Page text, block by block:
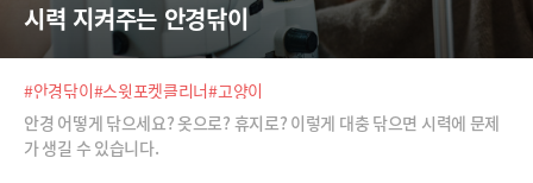
시력 지켜주는 안경닦이
#안경닦이#스윗포켓클리너#고양이
안경 어떻게 닦으세요? 옷으로? 휴지로? 이렇게 대충 닦으면 시력에 문제
가 생길 수 있습니다.